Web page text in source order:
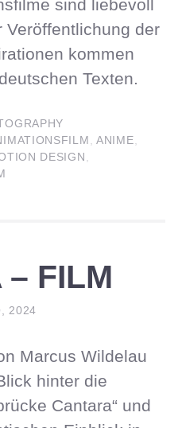
sind liebevoll
Veröffentlichung der
kommen
Texten.
,ANIME
DESIGN
– FILM
2024
Marcus Wildelau
hinter die
Cantara“ und